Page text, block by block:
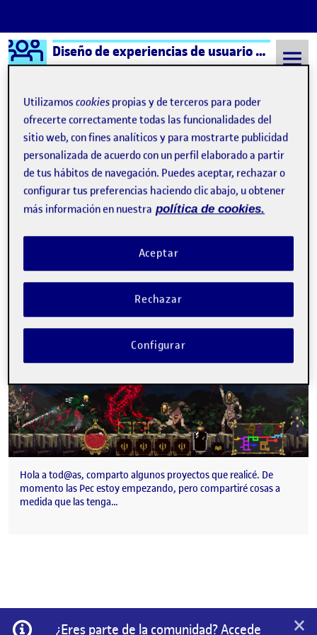
Saltar al contenido
Logo Ágora Diseño de experiencias de usuario e interfaces
Semestre 20221 - Aula 1 Jonathan Gomez Berengueras
Jonathan Gomez
Berengueras
Avanzando con Folio
Jonathan Gomez Berengueras
Hola a tod@as, comparto algunos proyectos que realicé. De
momento las Pec estoy empezando, pero compartiré cosas a
medida que las tenga…
Información
¿Eres parte de la comunidad? Accede ×
Utilizamoscookies propias y de terceros para poder
ofrecerte correctamente todas las funcionalidades del
sitio web, con fines analíticos y para mostrarte publicidad
personalizada de acuerdo con un perfil elaborado a partir
de tus hábitos de navegación. Puedes aceptar, rechazar o
configurar tus preferencias haciendo clic abajo, u obtener
más información en nuestra política de cookies.
Rechazar
Aceptar
Configurar